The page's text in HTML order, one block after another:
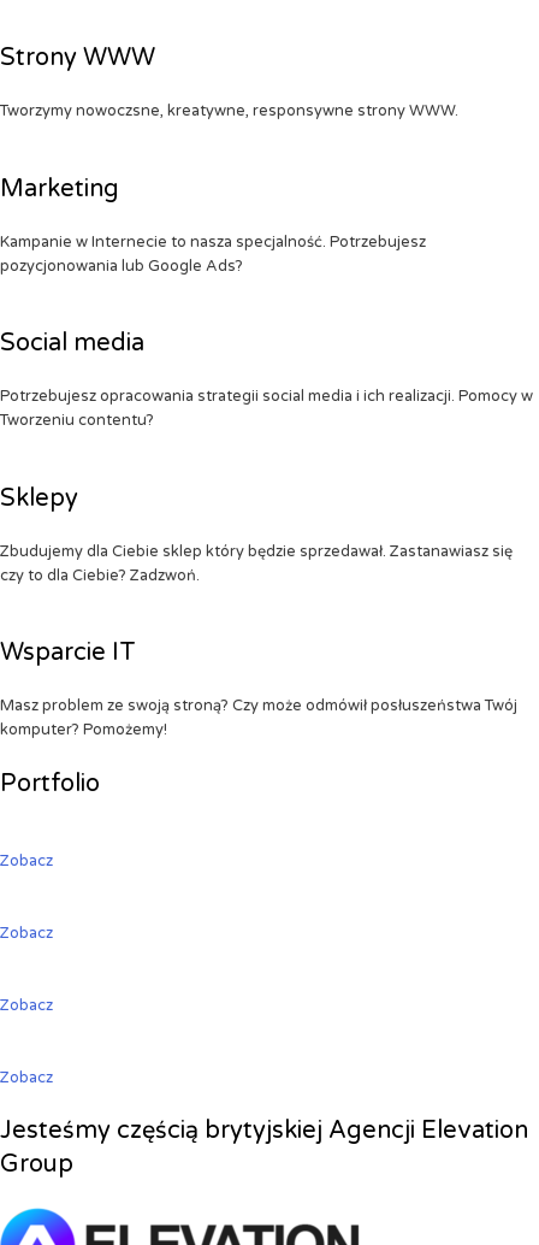
Strony WWW
Tworzymy nowoczsne, kreatywne, responsywne strony WWW.
Marketing
Kampanie w Internecie to nasza specjalność. Potrzebujesz
pozycjonowania lub Google Ads?
Social media
Potrzebujesz opracowania strategii social media i ich realizacji. Pomocy w
Tworzeniu contentu?
Sklepy
Zbudujemy dla Ciebie sklep który będzie sprzedawał. Zastanawiasz się
czy to dla Ciebie? Zadzwoń.
Wsparcie IT
Masz problem ze swoją stroną? Czy może odmówił posłuszeństwa Twój
komputer? Pomożemy!
Portfolio
Zobacz
Zobacz
Zobacz
Zobacz
Jesteśmy częścią brytyjskiej Agencji Elevation
Group